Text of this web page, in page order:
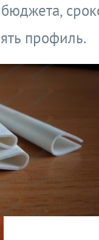
профиль.